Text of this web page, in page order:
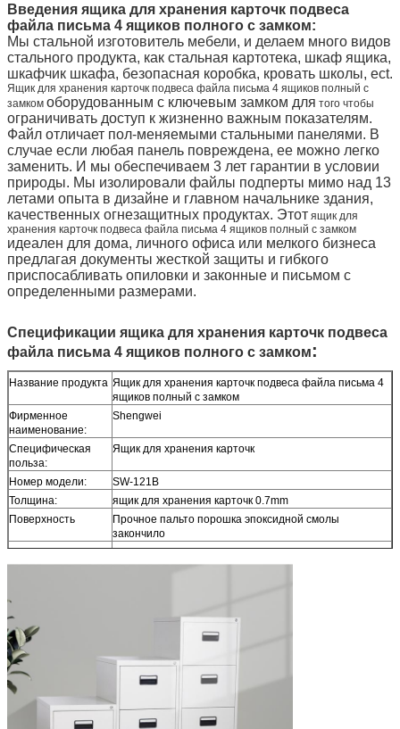
Введения ящика для хранения карточк подвеса
файла письма 4 ящиков полного с замком:
Мы стальной изготовитель мебели, и делаем много видов
стального продукта, как стальная картотека, шкаф ящика,
шкафчик шкафа, безопасная коробка, кровать школы, ect.
Ящик для хранения карточк подвеса файла письма 4 ящиков полный с
замком оборудованным с ключевым замком для того чтобы
ограничивать доступ к жизненно важным показателям.
Файл отличает пол-меняемыми стальными панелями. В
случае если любая панель повреждена, ее можно легко
заменить. И мы обеспечиваем 3 лет гарантии в условии
природы. Мы изолировали файлы подперты мимо над 13
летами опыта в дизайне и главном начальнике здания,
качественных огнезащитных продуктах. Этот ящик для
хранения карточк подвеса файла письма 4 ящиков полный с замком
идеален для дома, личного офиса или мелкого бизнеса
предлагая документы жесткой защиты и гибкого
приспосабливать опиловки и законные и письмом с
определенными размерами.
Спецификации ящика для хранения карточк подвеса
файла письма 4 ящиков полного с замком:
Название продукта Ящик для хранения карточк подвеса файла письма 4
ящиков полный с замком
Фирменное
наименование:
Shengwei
Специфическая
польза:
Ящик для хранения карточк
Номер модели:
SW-121B
Толщина:
ящик для хранения карточк 0.7mm
Поверхность
Прочное пальто порошка эпоксидной смолы
закончило
Функция
Вися Адвокатура для размера письма и законного
размера